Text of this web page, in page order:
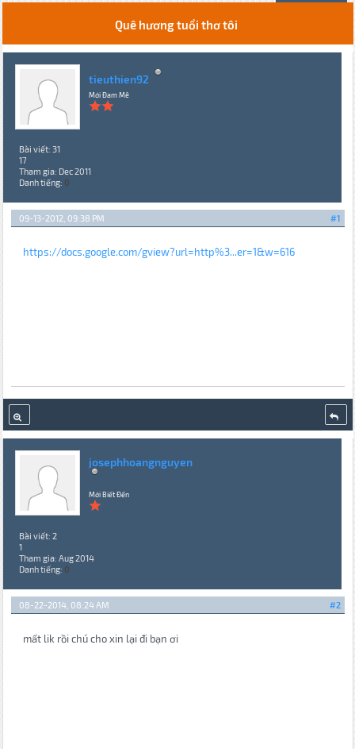
Quê hương tuổi thơ tôi
tieuthien92
Mới Đam Mê
Bài viết: 31
17
Tham gia: Dec 2011
Danh tiếng: 0
#1
09-13-2012, 09:38 PM
https://docs.google.com/gview?url=http%3...er=1&w=616
josephhoangnguyen
Mới Biết Đến
Bài viết: 2
1
Tham gia: Aug 2014
Danh tiếng: 0
#2
08-22-2014, 08:24 AM
mất lik rồi chú cho xin lại đi bạn ơi